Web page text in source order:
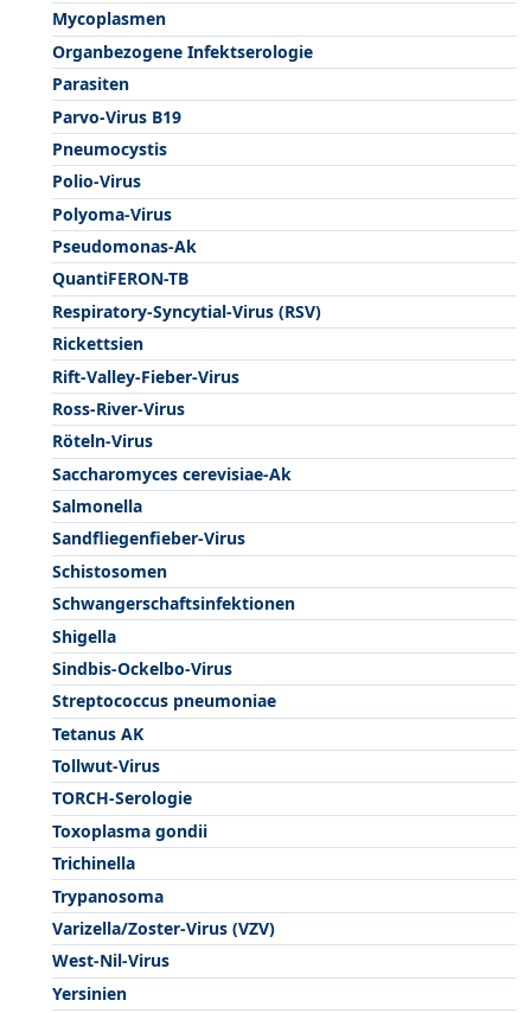
Mycoplasmen
Organbezogene Infektserologie
Parasiten
Parvo-Virus B19
Pneumocystis
Polio-Virus
Polyoma-Virus
Pseudomonas-Ak
QuantiFERON-TB
Respiratory-Syncytial-Virus (RSV)
Rickettsien
Rift-Valley-Fieber-Virus
Ross-River-Virus
Röteln-Virus
Saccharomyces cerevisiae-Ak
Salmonella
Sandfliegenfieber-Virus
Schistosomen
Schwangerschaftsinfektionen
Shigella
Sindbis-Ockelbo-Virus
Streptococcus pneumoniae
Tetanus AK
Tollwut-Virus
TORCH-Serologie
Toxoplasma gondii
Trichinella
Trypanosoma
Varizella/Zoster-Virus (VZV)
West-Nil-Virus
Yersinien